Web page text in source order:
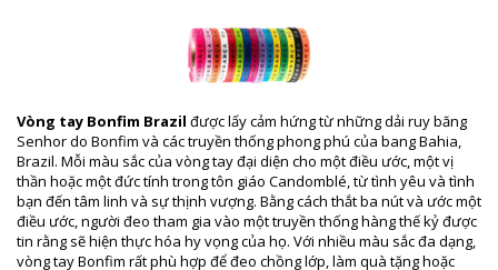
HS CODE: 5806.32.1070
EAN: Kích thước duy nhất (7899818109929)
Thông tin tham khảo về nhà cung cấp: LOT OF H-09-MARINHO
Hình ảnh đã qua chỉnh sửa
Hướng dẫn giặt & bảo quản
Hướng dẫn bảo quản dành cho: Bonfim Lot Of 10
Bonfim - Marinho
Trước khi bơi hãy tháo trang sức ra và cho vào hộp đựng.
Vòng tay Bonfim Brazil được lấy cảm hứng từ những dải ruy băng
Senhor do Bonfim và các truyền thống phong phú của bang Bahia,
Brazil. Mỗi màu sắc của vòng tay đại diện cho một điều ước, một vị
thần hoặc một đức tính trong tôn giáo Candomblé, từ tình yêu và tình
bạn đến tâm linh và sự thịnh vượng. Bằng cách thắt ba nút và ước một
điều ước, người đeo tham gia vào một truyền thống hàng thế kỷ được
tin rằng sẽ hiện thực hóa hy vọng của họ. Với nhiều màu sắc đa dạng,
vòng tay Bonfim rất phù hợp để đeo chồng lớp, làm quà tặng hoặc